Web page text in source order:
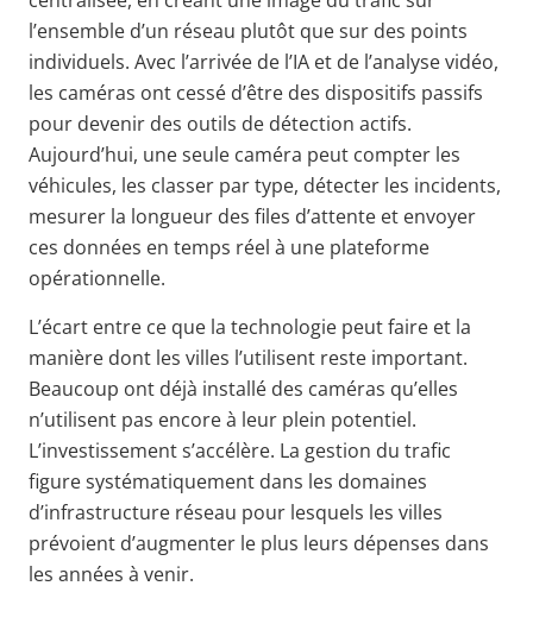
l’ensemble d’un réseau plutôt que sur des points
individuels. Avec l’arrivée de l’IA et de l’analyse vidéo,
les caméras ont cessé d’être des dispositifs passifs
pour devenir des outils de détection actifs.
Aujourd’hui, une seule caméra peut compter les
véhicules, les classer par type, détecter les incidents,
mesurer la longueur des files d’attente et envoyer
ces données en temps réel à une plateforme
opérationnelle.
L’écart entre ce que la technologie peut faire et la
manière dont les villes l’utilisent reste important.
Beaucoup ont déjà installé des caméras qu’elles
n’utilisent pas encore à leur plein potentiel.
L’investissement s’accélère. La gestion du trafic
figure systématiquement dans les domaines
d’infrastructure réseau pour lesquels les villes
prévoient d’augmenter le plus leurs dépenses dans
les années à venir.